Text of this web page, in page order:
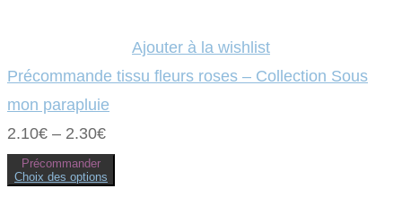
options
peuvent
choisies
la
du
produit
Ajouter à la wishlist
Précommande tissu fleurs roses – Collection Sous
mon parapluie
2.10€ – 2.30€
Précommander
Choix des options
Ce